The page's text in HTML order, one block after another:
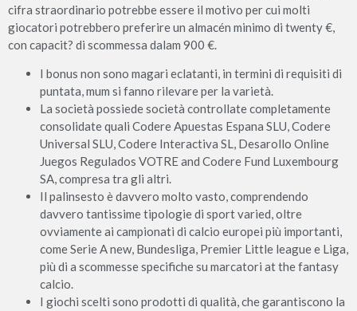
cifra straordinario potrebbe essere il motivo per cui molti
giocatori potrebbero preferire un almacén minimo di twenty €,
con capacit? di scommessa dalam 900 €.
I bonus non sono magari eclatanti, in termini di requisiti di
puntata, mum si fanno rilevare per la varietà.
La società possiede società controllate completamente
consolidate quali Codere Apuestas Espana SLU, Codere
Universal SLU, Codere Interactiva SL, Desarollo Online
Juegos Regulados VOTRE and Codere Fund Luxembourg
SA, compresa tra gli altri.
Il palinsesto è davvero molto vasto, comprendendo
davvero tantissime tipologie di sport varied, oltre
ovviamente ai campionati di calcio europei più importanti,
come Serie A new, Bundesliga, Premier Little league e Liga,
più di a scommesse specifiche su marcatori at the fantasy
calcio.
I giochi scelti sono prodotti di qualità, che garantiscono la